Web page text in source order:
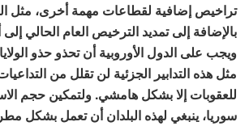
تراخيص إضافية لقطاعات مهمة أخرى، مثل
بالإضافة إلى تمديد الترخيص العام الحالي
ويجب على الدول الأوروبية أن تحذو حذو
مثل هذه التدابير الجزئية لن تقلل من
للعقوبات إلا بشكل هامشي. ولتمكين حجم
سوريا، ينبغي لهذه البلدان أن تعمل بشكل